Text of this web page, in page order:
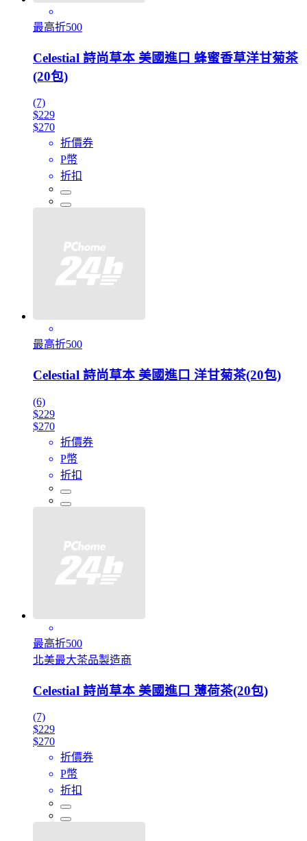
最高折500
Celestial 詩尚草本 美國進口 蜂蜜香草洋甘菊茶
(20包)
(7)
$229
$270
折價券
P幣
折扣
最高折500
Celestial 詩尚草本 美國進口 洋甘菊茶(20包)
(6)
$229
$270
折價券
P幣
折扣
最高折500
北美最大茶品製造商
Celestial 詩尚草本 美國進口 薄荷茶(20包)
(7)
$229
$270
折價券
P幣
折扣